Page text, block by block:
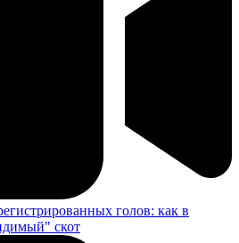
голов: как в
скот